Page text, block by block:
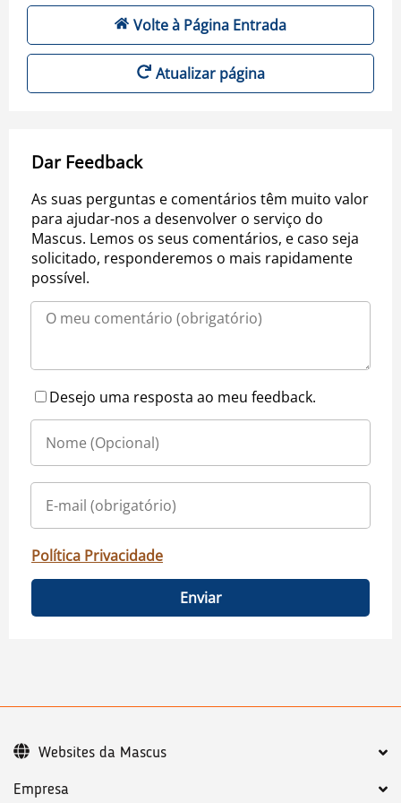
Volte à Página Entrada
Atualizar página
Dar Feedback
As suas perguntas e comentários têm muito valor
para ajudar-nos a desenvolver o serviço do
Mascus. Lemos os seus comentários, e caso seja
solicitado, responderemos o mais rapidamente
possível.
Desejo uma resposta ao meu feedback.
Política Privacidade
Enviar
Empresa
Websites da Mascus